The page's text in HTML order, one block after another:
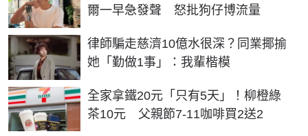
爾一早急發聲 怒批狗仔博流量
律師騙走慈濟10億水很深？同業揶揄
她「勤做1事」：我輩楷模
全家拿鐵20元「只有5天」！柳橙綠
茶10元 父親節7-11咖啡買2送2